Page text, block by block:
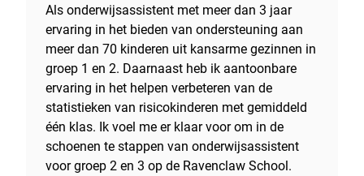
Als onderwijsassistent met meer dan 3 jaar
ervaring in het bieden van ondersteuning aan
meer dan 70 kinderen uit kansarme gezinnen in
groep 1 en 2. Daarnaast heb ik aantoonbare
ervaring in het helpen verbeteren van de
statistieken van risicokinderen met gemiddeld
één klas. Ik voel me er klaar voor om in de
schoenen te stappen van onderwijsassistent
voor groep 2 en 3 op de Ravenclaw School.